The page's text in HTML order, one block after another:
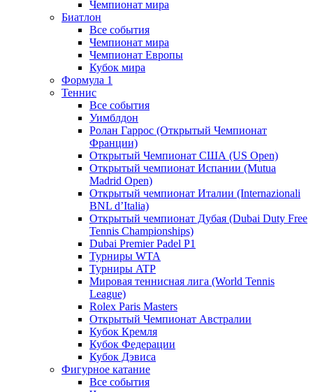
Чемпионат мира
Биатлон
Все события
Чемпионат мира
Чемпионат Европы
Кубок мира
Формула 1
Теннис
Все события
Уимблдон
Ролан Гаррос (Открытый Чемпионат
Франции)
Открытый Чемпионат США (US Open)
Открытый чемпионат Испании (Mutua
Madrid Open)
Открытый чемпионат Италии (Internazionali
BNL d’Italia)
Открытый чемпионат Дубая (Dubai Duty Free
Tennis Championships)
Dubai Premier Padel P1
Турниры WTA
Турниры ATP
Мировая теннисная лига (World Tennis
League)
Rolex Paris Masters
Открытый Чемпионат Австралии
Кубок Кремля
Кубок Федерации
Кубок Дэвиса
Фигурное катание
Все события